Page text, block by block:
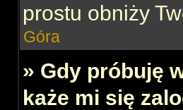
prostu obniży
Góra
» Gdy próbuję
każe mi się